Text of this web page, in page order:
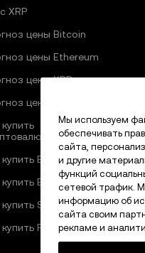
XRP
цены Bitcoin
цены Ethereum
цены XRP
цены Pi Network
Bitcoin
Ethereum
Solana
Pi Network
Мы используем
обеспечивать
сайта,
и другие
функций
сетевой трафик.
информацию об
сайта своим
рекламе и